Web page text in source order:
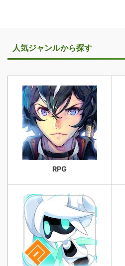
人気ジャンルから探す
RPG